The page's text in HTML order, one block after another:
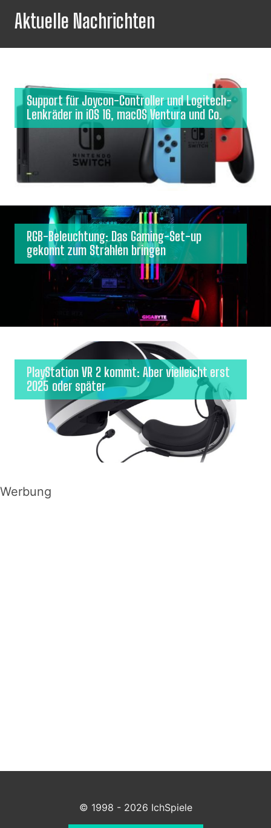
Aktuelle Nachrichten
Support für Joycon-Controller und Logitech-
Lenkräder in iOS 16, macOS Ventura und Co.
RGB-Beleuchtung: Das Gaming-Set-up
gekonnt zum Strahlen bringen
PlayStation VR 2 kommt: Aber vielleicht erst
2025 oder später
Werbung
© 1998 - 2026 IchSpiele